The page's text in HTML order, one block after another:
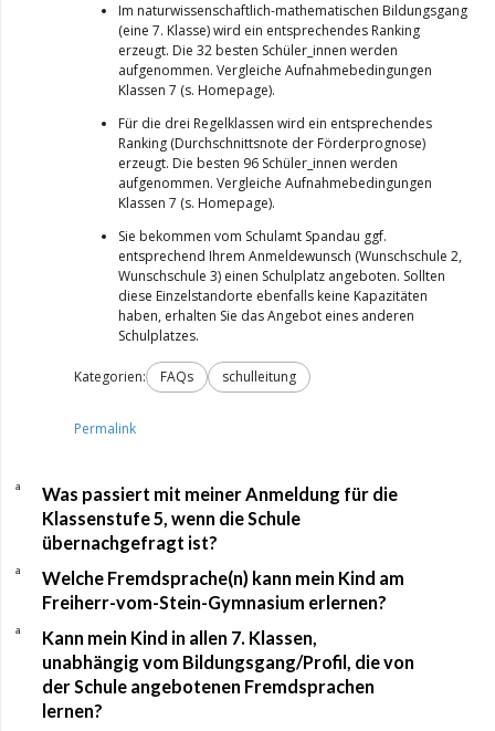
Im naturwissenschaftlich-mathematischen Bildungsgang
(eine 7. Klasse) wird ein entsprechendes Ranking
erzeugt. Die 32 besten Schüler_innen werden
aufgenommen. Vergleiche Aufnahmebedingungen
Klassen 7 (s. Homepage).
Für die drei Regelklassen wird ein entsprechendes
Ranking (Durchschnittsnote der Förderprognose)
erzeugt. Die besten 96 Schüler_innen werden
aufgenommen. Vergleiche Aufnahmebedingungen
Klassen 7 (s. Homepage).
Sie bekommen vom Schulamt Spandau ggf.
entsprechend Ihrem Anmeldewunsch (Wunschschule 2,
Wunschschule 3) einen Schulplatz angeboten. Sollten
diese Einzelstandorte ebenfalls keine Kapazitäten
haben, erhalten Sie das Angebot eines anderen
Schulplatzes.
Kategorien: FAQs schulleitung
Permalink
a
Was passiert mit meiner Anmeldung für die
Klassenstufe 5, wenn die Schule
übernachgefragt ist?
a
Welche Fremdsprache(n) kann mein Kind am
Freiherr-vom-Stein-Gymnasium erlernen?
a
Kann mein Kind in allen 7. Klassen,
unabhängig vom Bildungsgang/Profil, die von
der Schule angebotenen Fremdsprachen
lernen?